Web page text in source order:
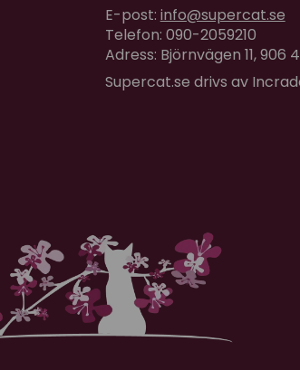
E-post: info@supercat.se
Telefon: 090-2059210
Adress: Björnvägen 11, 906
Supercat.se drivs av